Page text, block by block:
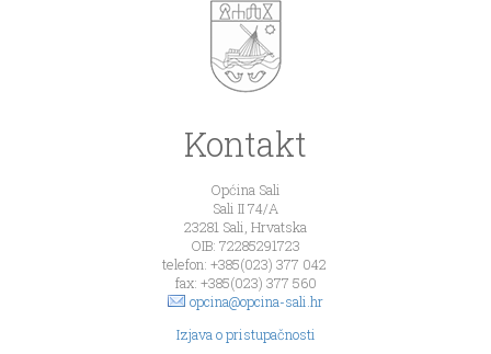
Kontakt
Općina Sali
Sali II 74/A
23281 Sali, Hrvatska
OIB: 72285291723
telefon: +385(023) 377 042
fax: +385(023) 377 560
opcina@opcina-sali.hr
Izjava o pristupačnosti